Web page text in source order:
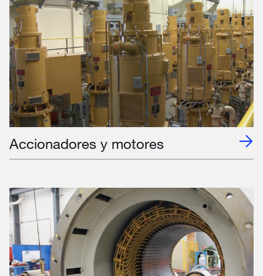
Accionadores y motores